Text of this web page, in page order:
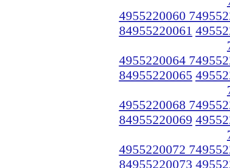
4955220060
84955220061
4955220064
84955220065
4955220068
84955220069
4955220072
84955220073